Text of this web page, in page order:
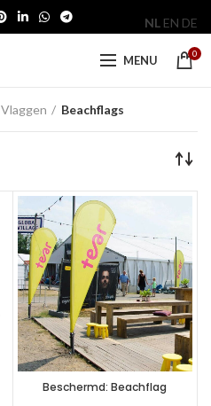
MENU 0
Vlaggen Beachflags
Beschermd: Beachflag
NL EN DE